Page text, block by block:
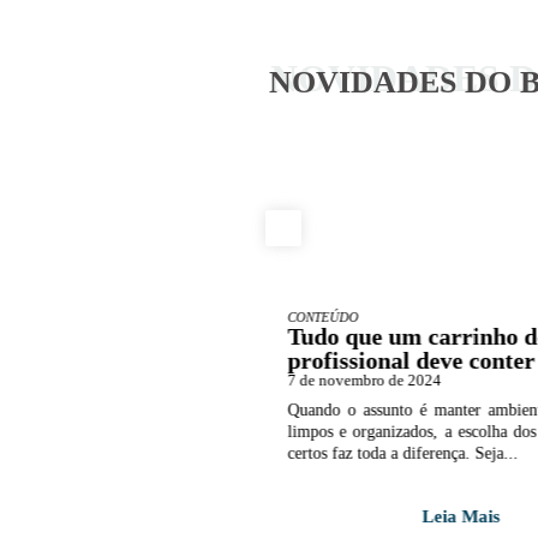
NOVIDADES DO
NOVIDADES
CONTEÚDO
Tudo que um carrinho
profissional deve conter
7 de novembro de 2024
Quando o assunto é manter
limpos e organizados, a escolha
certos faz toda a diferença. Seja...
Leia Mais